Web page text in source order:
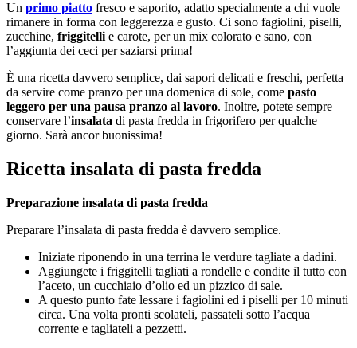
Un primo piatto fresco e saporito, adatto specialmente a chi vuole
rimanere in forma con leggerezza e gusto. Ci sono fagiolini, piselli,
zucchine, friggitelli e carote, per un mix colorato e sano, con
l’aggiunta dei ceci per saziarsi prima!
È una ricetta davvero semplice, dai sapori delicati e freschi, perfetta
da servire come pranzo per una domenica di sole, come pasto
leggero per una pausa pranzo al lavoro. Inoltre, potete sempre
conservare l’insalata di pasta fredda in frigorifero per qualche
giorno. Sarà ancor buonissima!
Ricetta insalata di pasta fredda
Preparazione insalata di pasta fredda
Preparare l’insalata di pasta fredda è davvero semplice.
Iniziate riponendo in una terrina le verdure tagliate a dadini.
Aggiungete i friggitelli tagliati a rondelle e condite il tutto con
l’aceto, un cucchiaio d’olio ed un pizzico di sale.
A questo punto fate lessare i fagiolini ed i piselli per 10 minuti
circa. Una volta pronti scolateli, passateli sotto l’acqua
corrente e tagliateli a pezzetti.